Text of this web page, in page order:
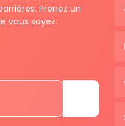
Prenez un
vous soyez.